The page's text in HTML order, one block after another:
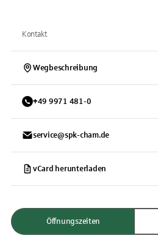
Kontakt
Wegbeschreibung
+49 9971 481-0
service@spk-cham.de
vCard herunterladen
Öffnungszeiten